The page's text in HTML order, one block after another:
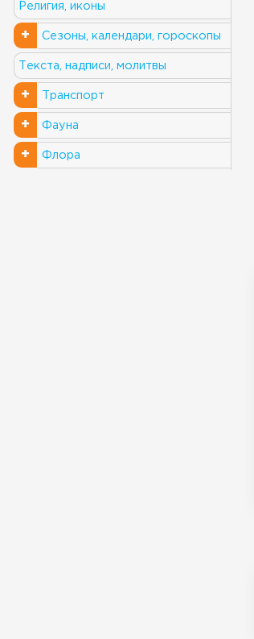
Религия, иконы
+ Сезоны, календари, гороскопы
Текста, надписи, молитвы
+ Транспорт
+ Фауна
+ Флора